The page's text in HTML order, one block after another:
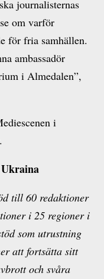
journalisternas
om varför
för fria samhällen.
ambassadör
i Almedalen”,
i
till 60 redaktioner
i 25 regioner i
som utrustning
att fortsätta sitt
och svåra